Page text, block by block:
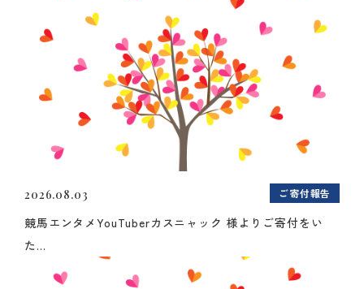
2026.08.03 ご寄付報告
競馬エンタメYouTuberカスニャック 様よりご寄付をい
た...